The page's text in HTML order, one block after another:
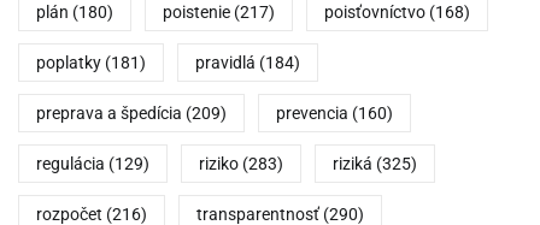
plán (180) poistenie (217) poisťovníctvo (168)
poplatky (181) pravidlá (184)
preprava a špedícia (209) prevencia (160)
regulácia (129) riziko (283) riziká (325)
rozpočet (216) transparentnosť (290)